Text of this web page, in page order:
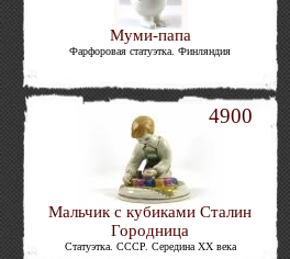
Муми-папа
Фарфоровая статуэтка. Финляндия
4900
Мальчик с кубиками Сталин
Городница
Статуэтка. СССР. Середина XX века